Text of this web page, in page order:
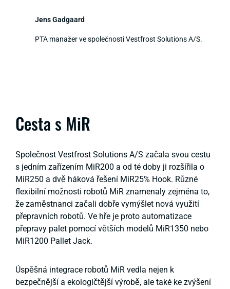
Jens Gadgaard
PTA manažer ve společnosti Vestfrost Solutions A/S.
Cesta s MiR
Společnost Vestfrost Solutions A/S začala svou cestu
s jedním zařízením MiR200 a od té doby ji rozšířila o
MiR250 a dvě háková řešení MiR25% Hook. Různé
flexibilní možnosti robotů MiR znamenaly zejména to,
že zaměstnanci začali dobře vymýšlet nová využití
přepravních robotů. Ve hře je proto automatizace
přepravy palet pomocí větších modelů MiR1350 nebo
MiR1200 Pallet Jack.
Úspěšná integrace robotů MiR vedla nejen k
bezpečnější a ekologičtější výrobě, ale také ke zvýšení